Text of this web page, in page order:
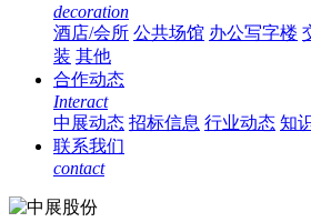
decoration
酒店/会所 公共场馆 办公写字楼
装 其他
合作动态
Interact
中展动态 招标信息 行业动态 知
联系我们
contact